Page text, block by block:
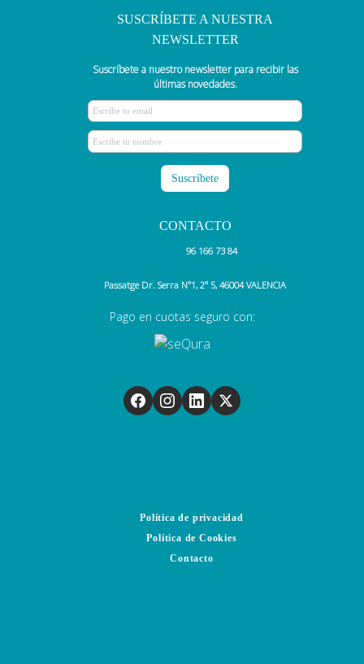
SUSCRÍBETE A NUESTRA
NEWSLETTER
Suscríbete a nuestro newsletter para recibir las
últimas novedades.
CONTACTO
96 166 73 84
Passatge Dr. Serra N°1, 2° 5, 46004 VALENCIA
Pago en cuotas seguro con:
Política de privacidad
Política de Cookies
Contacto